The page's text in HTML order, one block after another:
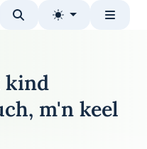
de homepage
kind
m'n keel